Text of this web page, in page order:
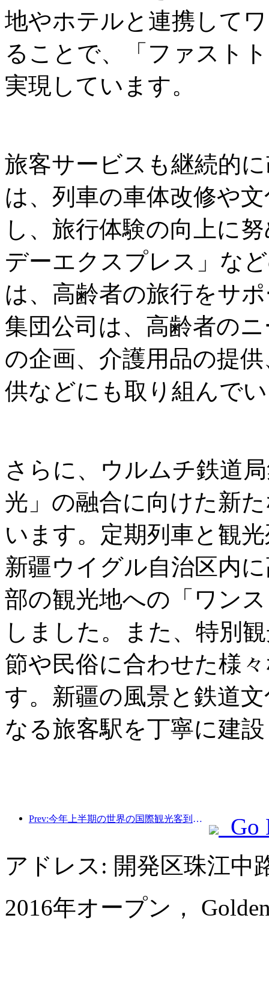
地やホテルと連携して
ることで、「ファスト
実現しています。
旅客サービスも継続的
は、列車の車体改修や
し、旅行体験の向上に
デーエクスプレス」な
は、高齢者の旅行をサ
集団公司は、高齢者の
の企画、介護用品の提
供などにも取り組んで
さらに、ウルムチ鉄道
光」の融合に向けた新
います。定期列車と観
新疆ウイグル自治区内
部の観光地への「ワン
しました。また、特別
節や民俗に合わせた様
す。新疆の風景と鉄道
なる旅客駅を丁寧に建
Prev:今年上半期の世界の国際観光客到着数は前年比5％増加した。
Go
アドレス: 開発区珠江中
2016年オープン，